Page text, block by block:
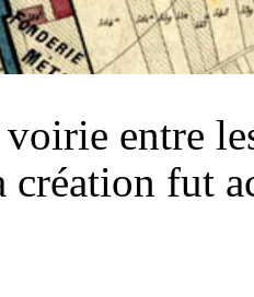
voirie entre
création fut